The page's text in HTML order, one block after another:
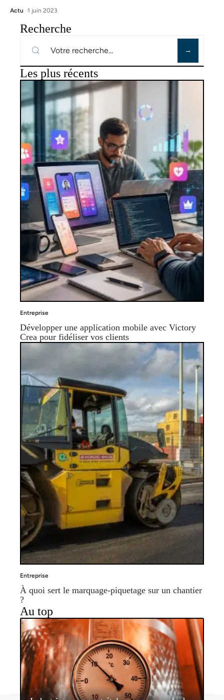
Actu 1 juin 2023
Recherche
Les plus récents
Entreprise
Développer une application mobile avec Victory
Crea pour fidéliser vos clients
Entreprise
À quoi sert le marquage-piquetage sur un chantier
?
Au top